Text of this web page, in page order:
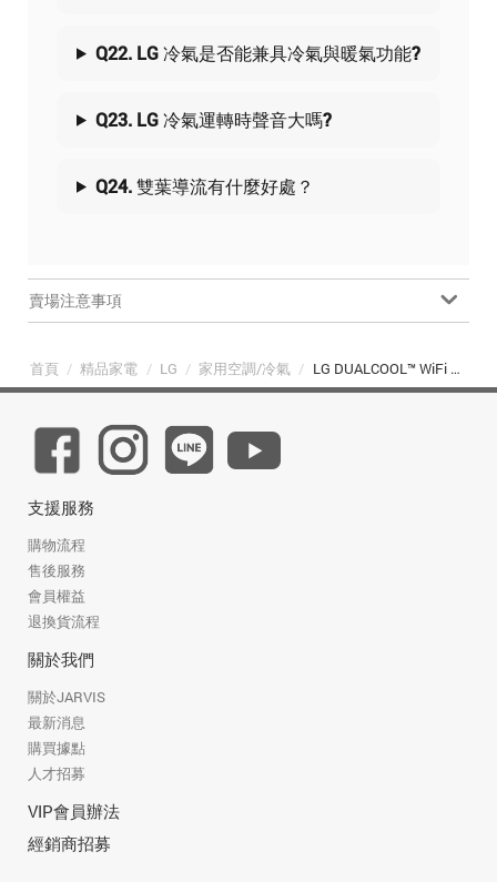
Q22. LG 冷氣是否能兼具冷氣與暖氣功能?
Q23. LG 冷氣運轉時聲音大嗎?
Q24. 雙葉導流有什麼好處？
賣場注意事項
首頁 / 精品家電 / LG / 家用空調/冷氣 / LG DUALCOOL™ WiFi 雙迴轉變頻分離式空調｜極適2.8kW冷暖｜3-5坪 (LS-28IDHS/LSU28DHS)
支援服務
購物流程
售後服務
會員權益
退換貨流程
關於我們
關於JARVIS
最新消息
購買據點
人才招募
VIP會員辦法
經銷商招募